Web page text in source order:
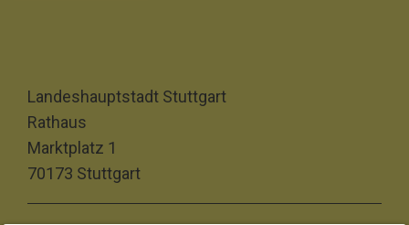
Landeshauptstadt Stuttgart
Rathaus
Marktplatz 1
70173 Stuttgart